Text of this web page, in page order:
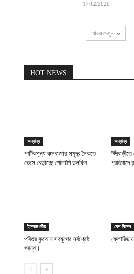
17/12/2020
আরও দেখুন
HOT NEWS
অন্যান্য
পর্যটকশূন্য কক্সবাজার সমুদ্র সৈকতে
ভেসে বেড়াচ্ছে গোলাপি ডলফিন
অন্যান্য
ইসলামধর্মীয়
পবিত্র কুরআন সর্বযুগের সর্বশ্রেষ্ঠ
গ্রন্থ।
দেশ-বিদেশ